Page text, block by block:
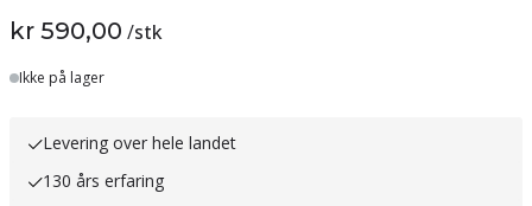
kr 590,00 /stk
Lager
Ikke på lager
Levering over hele landet
130 års erfaring